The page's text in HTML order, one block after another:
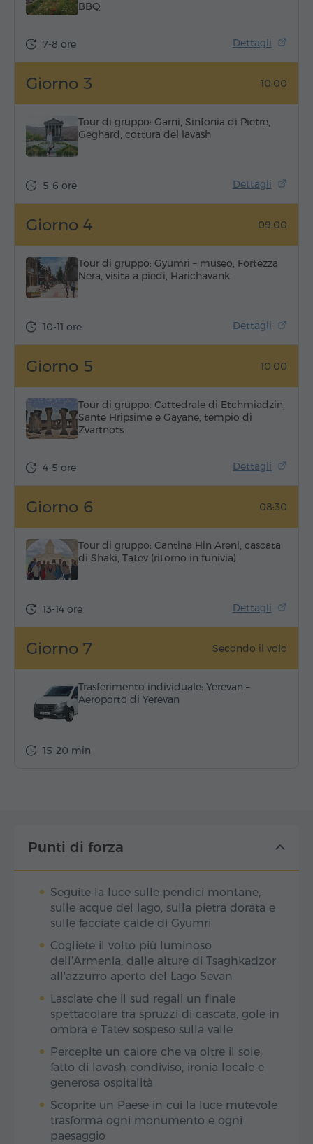
BBQ
Dettagli
7-8 ore
Giorno 3 10:00
Tour di gruppo: Garni, Sinfonia di Pietre,
Geghard, cottura del lavash
Dettagli
5-6 ore
Giorno 4 09:00
Tour di gruppo: Gyumri – museo, Fortezza
Nera, visita a piedi, Harichavank
Dettagli
10-11 ore
Giorno 5 10:00
Tour di gruppo: Cattedrale di Etchmiadzin,
Sante Hripsime e Gayane, tempio di
Zvartnots
Dettagli
4-5 ore
Giorno 6 08:30
Tour di gruppo: Cantina Hin Areni, cascata
di Shaki, Tatev (ritorno in funivia)
Dettagli
13-14 ore
Giorno 7 Secondo il volo
Trasferimento individuale: Yerevan –
Aeroporto di Yerevan
15-20 min
Punti di forza
Seguite la luce sulle pendici montane,
sulle acque del lago, sulla pietra dorata e
sulle facciate calde di Gyumri
Cogliete il volto più luminoso
dell'Armenia, dalle alture di Tsaghkadzor
all'azzurro aperto del Lago Sevan
Lasciate che il sud regali un finale
spettacolare tra spruzzi di cascata, gole in
ombra e Tatev sospeso sulla valle
Percepite un calore che va oltre il sole,
fatto di lavash condiviso, ironia locale e
generosa ospitalità
Scoprite un Paese in cui la luce mutevole
trasforma ogni monumento e ogni
paesaggio